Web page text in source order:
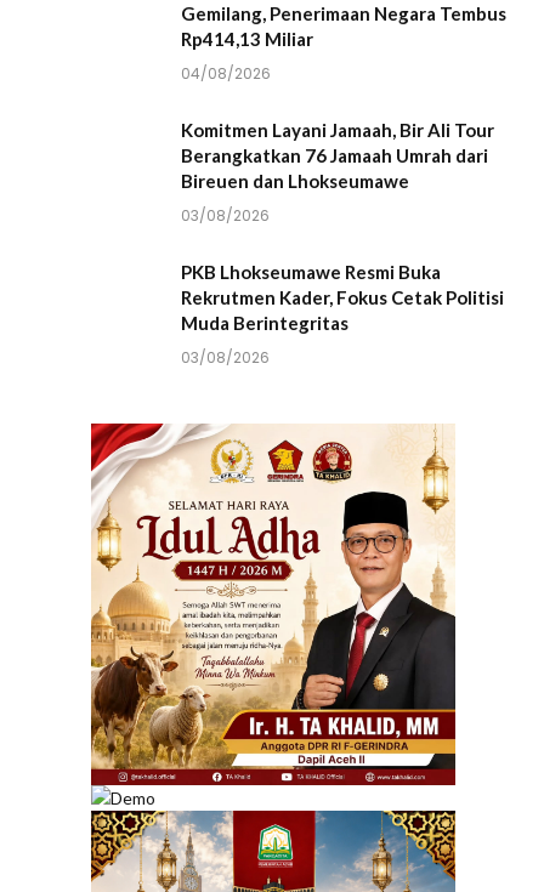
Gemilang, Penerimaan Negara Tembus
Rp414,13 Miliar
04/08/2026
Komitmen Layani Jamaah, Bir Ali Tour
Berangkatkan 76 Jamaah Umrah dari
Bireuen dan Lhokseumawe
03/08/2026
PKB Lhokseumawe Resmi Buka
Rekrutmen Kader, Fokus Cetak Politisi
Muda Berintegritas
03/08/2026